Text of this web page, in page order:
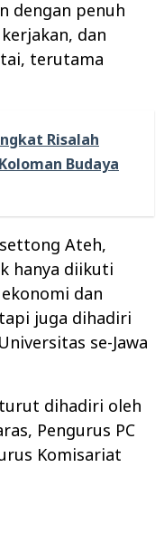
dengan penuh
dan
terutama
Risalah
Budaya
Ateh,
hanya diikuti
dan
juga dihadiri
se-Jawa
dihadiri oleh
Pengurus PC
Komisariat